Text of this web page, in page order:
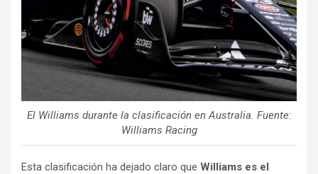
El Williams durante la clasificación en Australia. Fuente:
Williams Racing
Esta clasificación ha dejado claro que Williams es el